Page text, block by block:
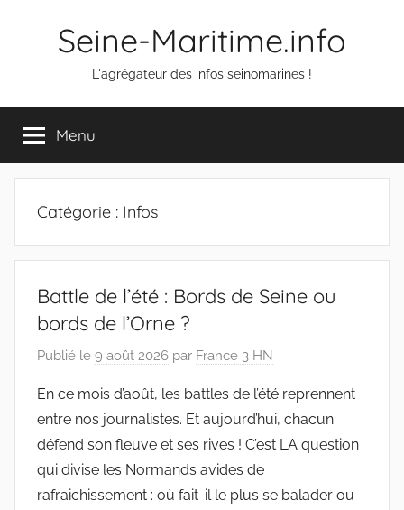
Seine-Maritime.info
L'agrégateur des infos seinomarines !
Menu
Catégorie : Infos
Battle de l’été : Bords de Seine ou
bords de l’Orne ?
Publié le 9 août 2026 par France 3 HN
En ce mois d’août, les battles de l’été reprennent
entre nos journalistes. Et aujourd’hui, chacun
défend son fleuve et ses rives ! C’est LA question
qui divise les Normands avides de
rafraichissement : où fait-il le plus se balader ou